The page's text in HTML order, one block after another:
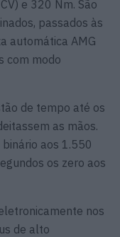
e 320 Nm. São
passados às
automática AMG
com modo
de tempo até os
as mãos.
aos 1.550
os zero aos
nos
de alto